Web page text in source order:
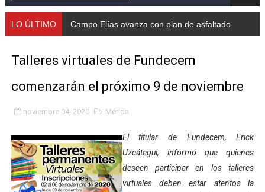
Gobernación de Mérida instalará mesa de trabajo con
Gobierno bolivariano avanza en la transformación del
Hospital universitario muestra sus avances en visita
Instituto Nacional de Nutrición celebra Semana
LO ÚLTIMO Campo Elías avanza con plan de asfaltado
Talleres virtuales de Fundecem
comenzarán el próximo 9 de noviembre
noviembre 04, 2020 Mérida
El titular de Fundecem, Erick
Uzcátegui, informó que quienes
deseen participar en los talleres
virtuales deben estar atentos la